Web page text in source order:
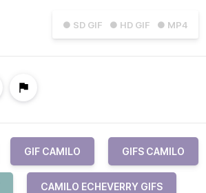
● SD GIF ● HD GIF ● MP4
GIF CAMILO GIFS CAMILO
CAMILO ECHEVERRY GIFS